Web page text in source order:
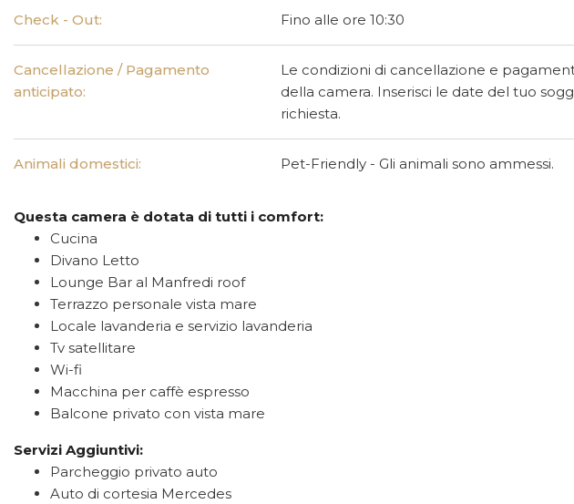
Check - Out: Fino alle ore 10:30
Cancellazione / Pagamento
anticipato:
Le condizioni di cancellazione e
della camera. Inserisci le date del tuo
richiesta.
Animali domestici: Pet-Friendly - Gli animali sono ammessi.
Questa camera è dotata di tutti i comfort:
Cucina
Divano Letto
Lounge Bar al Manfredi roof
Terrazzo personale vista mare
Locale lavanderia e servizio lavanderia
Tv satellitare
Wi-fi
Macchina per caffè espresso
Balcone privato con vista mare
Servizi Aggiuntivi:
Parcheggio privato auto
Auto di cortesia Mercedes